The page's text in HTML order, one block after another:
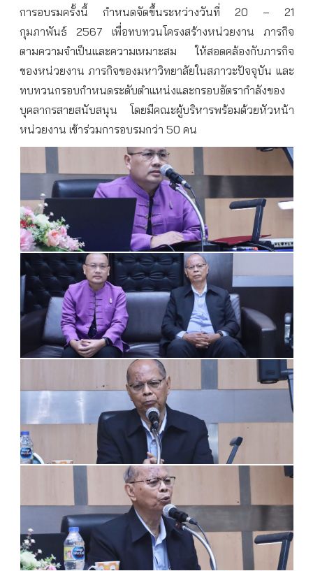
การอบรมครั้งนี้ กำหนดจัดขึ้นระหว่างวันที่ 20 – 21
กุมภาพันธ์ 2567 เพื่อทบทวนโครงสร้างหน่วยงาน ภารกิจ
ตามความจำเป็นและความเหมาะสม ให้สอดคล้องกับภารกิจ
ของหน่วยงาน ภารกิจของมหาวิทยาลัยในสภาวะปัจจุบัน และ
ทบทวนกรอบกำหนดระดับตำแหน่งและกรอบอัตรากำลังของ
บุคลากรสายสนับสนุน
โดยมีคณะผู้บริหารพร้อมด้วยหัวหน้า
หน่วยงาน เข้าร่วมการอบรมกว่า 50 คน